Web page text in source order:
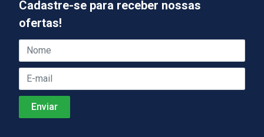
Cadastre-se para receber nossas
ofertas!